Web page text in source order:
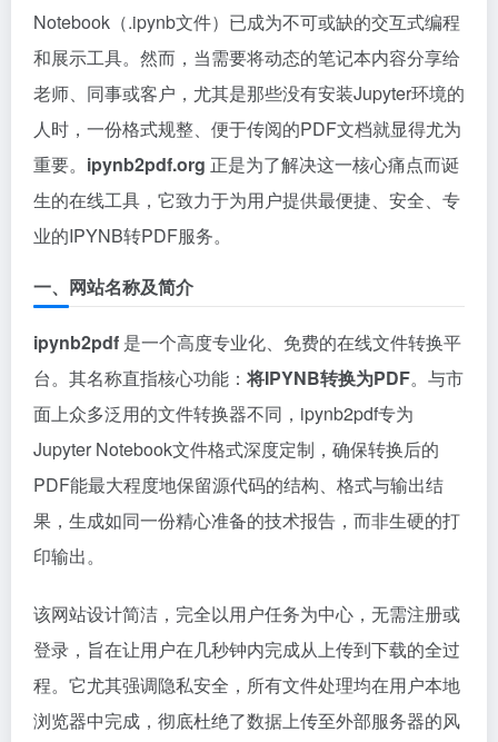
Notebook（.ipynb文件）已成为不可或缺的交互式编程
和展示工具。然而，当需要将动态的笔记本内容分享给
老师、同事或客户，尤其是那些没有安装Jupyter环境的
人时，一份格式规整、便于传阅的PDF文档就显得尤为
重要。 ipynb2pdf.org 正是为了解决这一核心痛点而诞
生的在线工具，它致力于为用户提供最便捷、安全、专
业的IPYNB转PDF服务。
一、网站名称及简介
ipynb2pdf 是一个高度专业化、免费的在线文件转换平
台。其名称直指核心功能：将IPYNB转换为PDF。与市
面上众多泛用的文件转换器不同，ipynb2pdf专为
Jupyter Notebook文件格式深度定制，确保转换后的
PDF能最大程度地保留源代码的结构、格式与输出结
果，生成如同一份精心准备的技术报告，而非生硬的打
印输出。
该网站设计简洁，完全以用户任务为中心，无需注册或
登录，旨在让用户在几秒钟内完成从上传到下载的全过
程。它尤其强调隐私安全，所有文件处理均在用户本地
浏览器中完成，彻底杜绝了数据上传至外部服务器的风